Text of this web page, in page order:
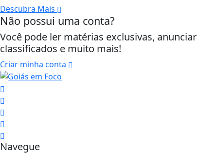
Descubra Mais
Não possui uma conta?
Você pode ler matérias exclusivas, anunciar
classificados e muito mais!
Criar minha conta
Navegue